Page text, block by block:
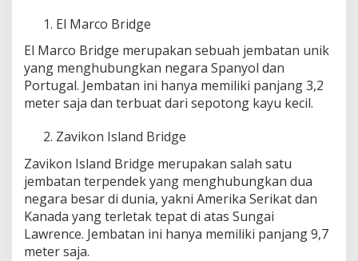
El Marco Bridge
El Marco Bridge merupakan sebuah jembatan unik
yang menghubungkan negara Spanyol dan
Portugal. Jembatan ini hanya memiliki panjang 3,2
meter saja dan terbuat dari sepotong kayu kecil.
Zavikon Island Bridge
Zavikon Island Bridge merupakan salah satu
jembatan terpendek yang menghubungkan dua
negara besar di dunia, yakni Amerika Serikat dan
Kanada yang terletak tepat di atas Sungai
Lawrence. Jembatan ini hanya memiliki panjang 9,7
meter saja.